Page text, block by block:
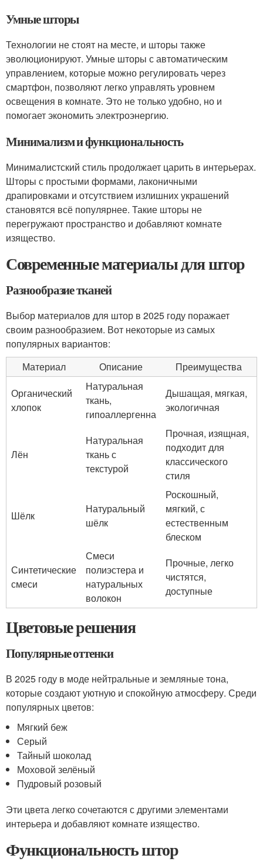
Умные шторы
Технологии не стоят на месте, и шторы также
эволюционируют. Умные шторы с автоматическим
управлением, которые можно регулировать через
смартфон, позволяют легко управлять уровнем
освещения в комнате. Это не только удобно, но и
помогает экономить электроэнергию.
Минимализм и функциональность
Минималистский стиль продолжает царить в интерьерах.
Шторы с простыми формами, лаконичными
драпировками и отсутствием излишних украшений
становятся всё популярнее. Такие шторы не
перегружают пространство и добавляют комнате
изящество.
Современные материалы для штор
Разнообразие тканей
Выбор материалов для штор в 2025 году поражает
своим разнообразием. Вот некоторые из самых
популярных вариантов:
Материал
Описание
Преимущества
Органический
хлопок
Натуральная
ткань,
гипоаллергенна
Дышащая, мягкая,
экологичная
Лён
Натуральная
ткань с
текстурой
Прочная, изящная,
подходит для
классического
стиля
Шёлк
Натуральный
шёлк
Роскошный,
мягкий, с
естественным
блеском
Синтетические
смеси
Смеси
полиэстера и
натуральных
волокон
Прочные, легко
чистятся,
доступные
Цветовые решения
Популярные оттенки
В 2025 году в моде нейтральные и земляные тона,
которые создают уютную и спокойную атмосферу. Среди
популярных цветов:
Мягкий беж
Серый
Тайный шоколад
Моховой зелёный
Пудровый розовый
Эти цвета легко сочетаются с другими элементами
интерьера и добавляют комнате изящество.
Функциональность штор